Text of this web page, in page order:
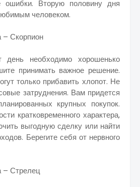
ошибки. Вторую половину дня
человеком.
– Скорпион
необходимо хорошенько
принимать важное решение.
только прибавить хлопот. Не
затруднения. Вам придется
крупных покупок.
кратковременного характера,
выгодную сделку или найти
Берегите себя от нервного
– Стрелец